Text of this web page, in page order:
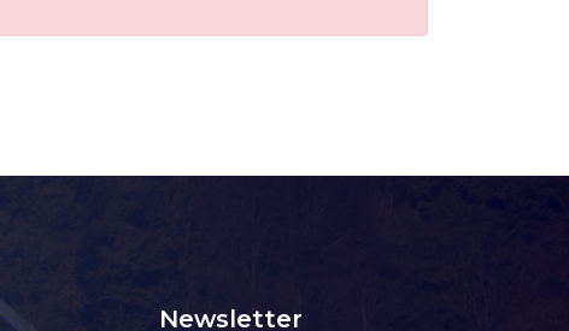
Newsletter